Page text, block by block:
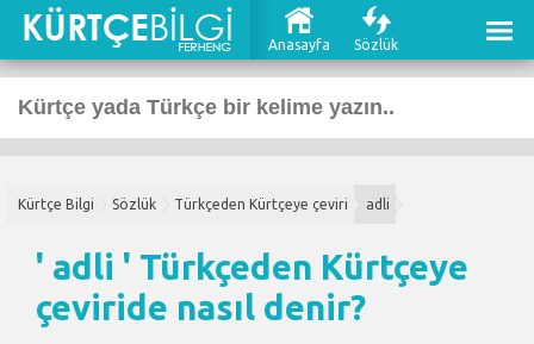
Anasayfa Sözlük
Kürtçe Bilgi Sözlük Türkçeden Kürtçeye çeviri adli
' adli ' Türkçeden Kürtçeye
çeviride nasıl denir?